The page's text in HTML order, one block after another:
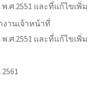
ศ.2551 และที่แก้ไขเพิ่ม
งานเจ้าหน้าที่
ศ.2551 และที่แก้ไขเพิ่ม